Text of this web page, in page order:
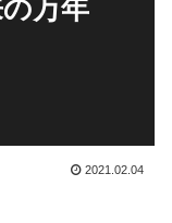
万年
2021.02.04